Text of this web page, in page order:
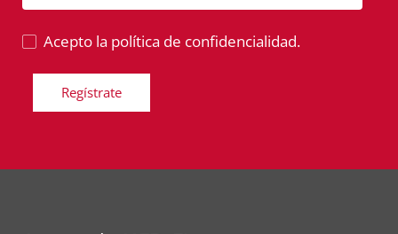
Acepto la política de confidencialidad.
Regístrate